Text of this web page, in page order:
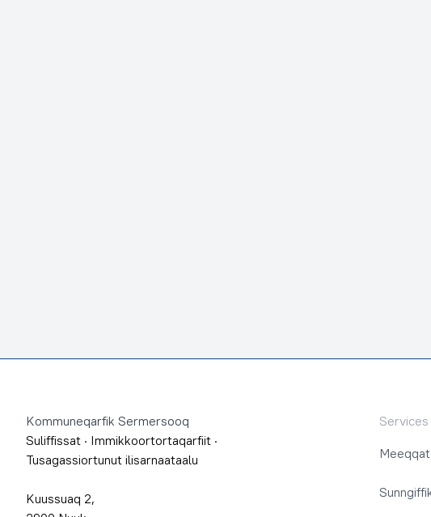
Kommuneqarfik Sermersooq
Suliffissat · Immikkoortortaqarfiit ·
Tusagassiortunut ilisarnaataalu
Kuussuaq 2,
Services